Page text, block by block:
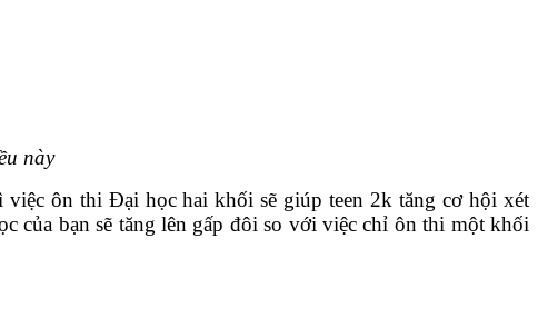
này
việc ôn thi Đại học hai khối sẽ giúp teen 2k tăng cơ hội xét
của bạn sẽ tăng lên gấp đôi so với việc chỉ ôn thi một khối